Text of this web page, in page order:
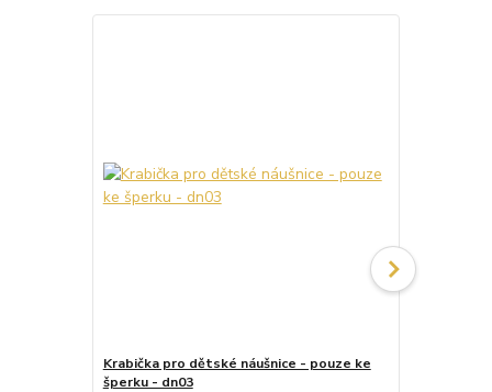
Krabička pro dětské náušnice - pouze ke
šperku - dn03